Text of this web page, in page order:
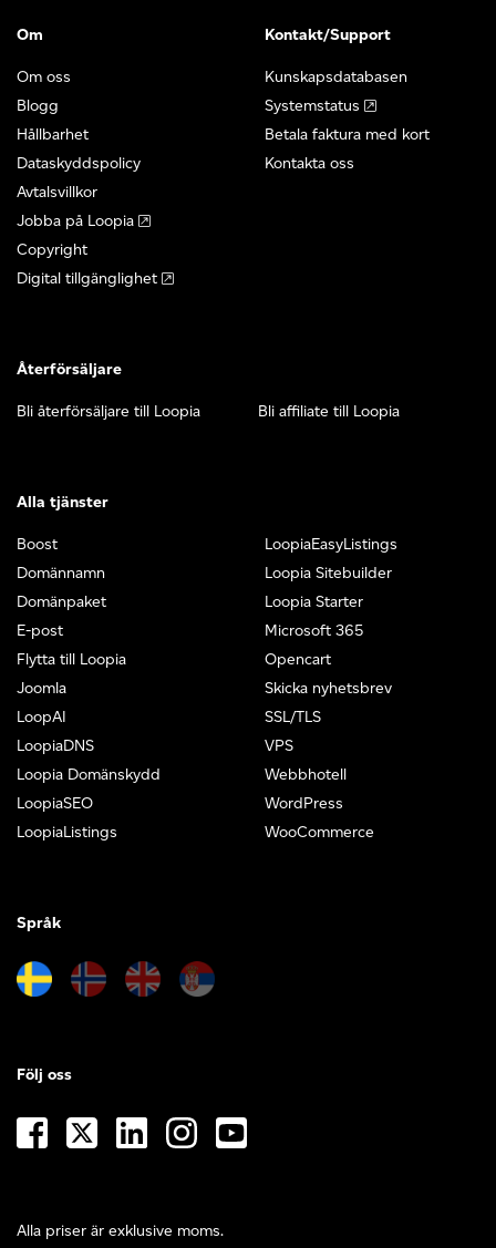
Om
Om oss
Blogg
Hållbarhet
Dataskyddspolicy
Avtalsvillkor
Jobba på Loopia
Copyright
Digital tillgänglighet
Kontakt/Support
Kunskapsdatabasen
Systemstatus
Betala faktura med kort
Kontakta oss
Återförsäljare
Bli återförsäljare till Loopia Bli affiliate till Loopia
Alla tjänster
Boost
Domännamn
Domänpaket
E-post
Flytta till Loopia
Joomla
LoopAI
LoopiaDNS
Loopia Domänskydd
LoopiaSEO
LoopiaListings
LoopiaEasyListings
Loopia Sitebuilder
Loopia Starter
Microsoft 365
Opencart
Skicka nyhetsbrev
SSL/TLS
VPS
Webbhotell
WordPress
WooCommerce
Språk
Alla priser är exklusive moms.
Följ oss